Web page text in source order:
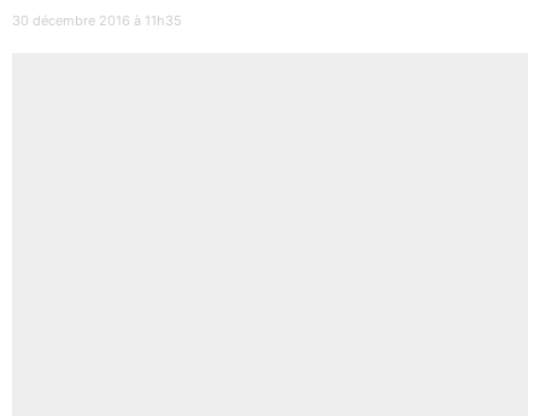
30 décembre 2016 à 11h35